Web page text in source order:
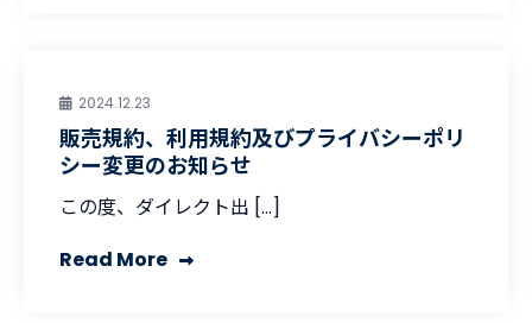
2024.12.23
販売規約、利用規約及びプライバシーポリ
シー変更のお知らせ
この度、ダイレクト出 […]
Read More